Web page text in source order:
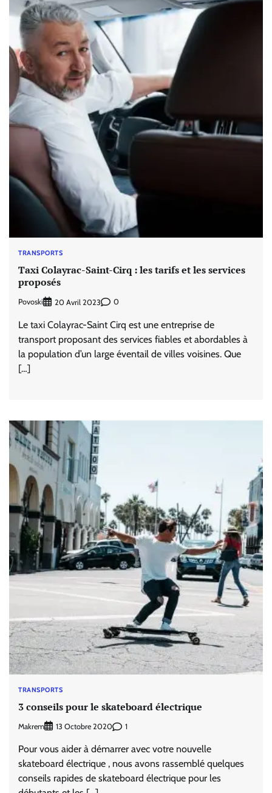
TRANSPORTS
Taxi Colayrac-Saint-Cirq : les tarifs et les services
proposés
Povoski 20 Avril 2023 0
Le taxi Colayrac-Saint Cirq est une entreprise de
transport proposant des services fiables et abordables à
la population d’un large éventail de villes voisines. Que
[…]
TRANSPORTS
3 conseils pour le skateboard électrique
Makrem 13 Octobre 2020 1
Pour vous aider à démarrer avec votre nouvelle
skateboard électrique , nous avons rassemblé quelques
conseils rapides de skateboard électrique pour les